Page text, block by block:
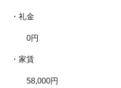
・礼金
0円
・家賃
58,000円